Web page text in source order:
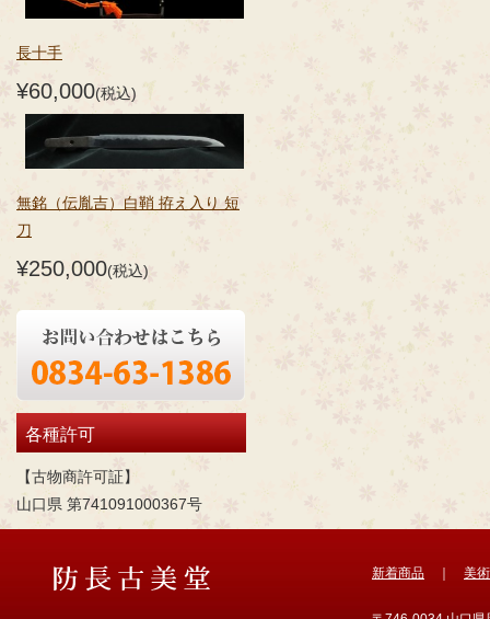
長十手
¥60,000(税込)
無銘（伝胤吉）白鞘 拵え入り 短
刀
¥250,000(税込)
各種許可
【古物商許可証】
山口県 第741091000367号
新着商品 美